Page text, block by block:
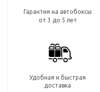
Гарантия на автобоксы
от 3 до 5 лет
Удобная и быстрая
доставка